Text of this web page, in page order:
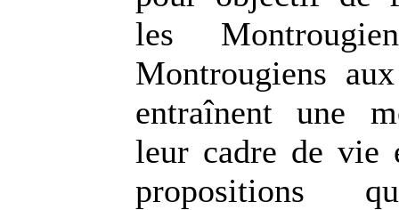
les
Montrougiens
entraînent une
leur cadre de vie
propositions